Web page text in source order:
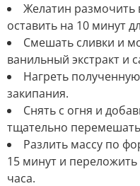
Желатин размочить
оставить на 10 минут
Смешать сливки и
ванильный экстракт и
Нагреть
закипания.
Снять с огня и
тщательно
Разлить массу по
15 минут и
часа.